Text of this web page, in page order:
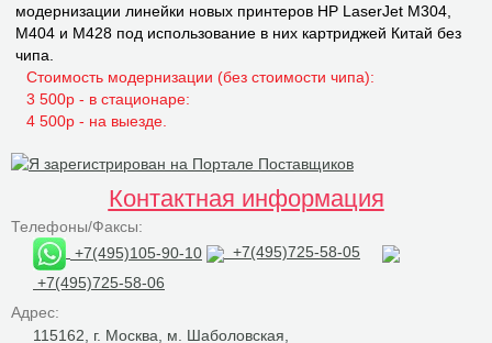
модернизации линейки новых принтеров НР LaserJet M304,
M404 и M428 под использование в них картриджей Китай без
чипа.
Стоимость модернизации (без стоимости чипа):
3 500р - в стационаре:
4 500р - на выезде.
Контактная информация
Телефоны/Факсы:
+7(495)105-90-10
+7(495)725-58-05
+7(495)725-58-06
Адрес:
115162, г. Москва, м. Шаболовская,